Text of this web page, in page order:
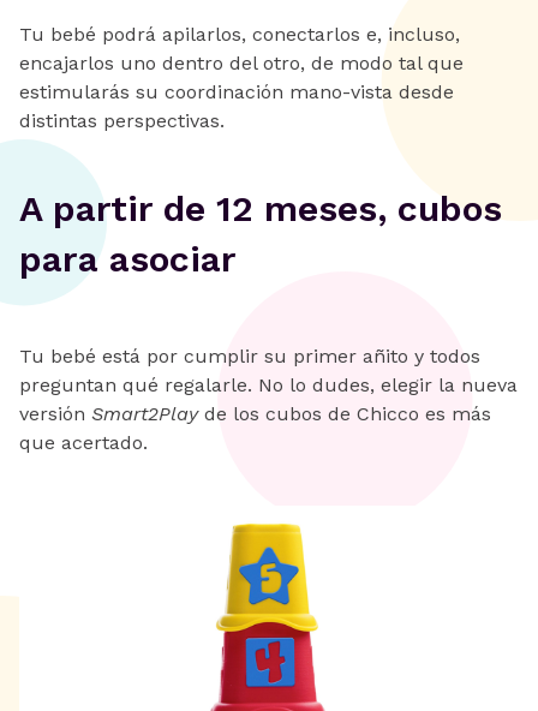
Tu bebé podrá apilarlos, conectarlos e, incluso,
encajarlos uno dentro del otro, de modo tal que
estimularás su coordinación mano-vista desde
distintas perspectivas.
A partir de 12 meses, cubos
para asociar
Tu bebé está por cumplir su primer añito y todos
preguntan qué regalarle. No lo dudes, elegir la nueva
versión Smart2Playde los cubos de Chicco es más
que acertado.